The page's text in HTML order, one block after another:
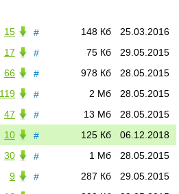
# 25.03.2016
148 Кб
15
#
29.05.2015
75 Кб
17
#
28.05.2015
978 Кб
66
#
28.05.2015
2 Мб
119
#
28.05.2015
13 Мб
47
#
06.12.2018
125 Кб
10
#
28.05.2015
1 Мб
30
#
29.05.2015
287 Кб
9